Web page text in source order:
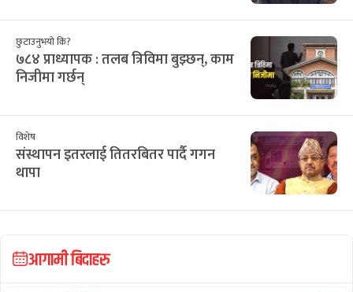
छुटाउनुभयो कि?
७८४ प्राध्यापक : तलब त्रिविमा बुझ्छन्, काम
निजीमा गर्छन्
विशेष
संस्थापन इतरलाई तितरबितर पार्दै गगन
थापा
आगामी बिदाहरु